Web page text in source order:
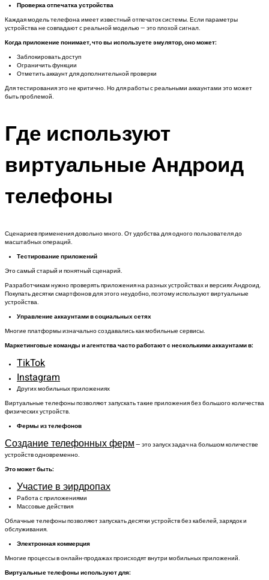
Проверка отпечатка устройства
Каждая модель телефона имеет известный отпечаток системы. Если параметры
устройства не совпадают с реальной моделью — это плохой сигнал.
Когда приложение понимает, что вы используете эмулятор, оно может:
Заблокировать доступ
Ограничить функции
Отметить аккаунт для дополнительной проверки
Для тестирования это не критично. Но для работы с реальными аккаунтами это может
быть проблемой.
Где используют
виртуальные Андроид
телефоны
Сценариев применения довольно много. От удобства для одного пользователя до
масштабных операций.
Тестирование приложений
Это самый старый и понятный сценарий.
Разработчикам нужно проверять приложения на разных устройствах и версиях Андроид.
Покупать десятки смартфонов для этого неудобно, поэтому используют виртуальные
устройства.
Управление аккаунтами в социальных сетях
Многие платформы изначально создавались как мобильные сервисы.
Маркетинговые команды и агентства часто работают с несколькими аккаунтами в:
TikTok
Instagram
Других мобильных приложениях
Виртуальные телефоны позволяют запускать такие приложения без большого количества
физических устройств.
Фермы из телефонов
Создание телефонных ферм — это запуск задач на большом количестве
устройств одновременно.
Это может быть:
Участие в эирдропах
Работа с приложениями
Массовые действия
Облачные телефоны позволяют запускать десятки устройств без кабелей, зарядок и
обслуживания.
Электронная коммерция
Многие процессы в онлайн-продажах происходят внутри мобильных приложений.
Виртуальные телефоны используют для: